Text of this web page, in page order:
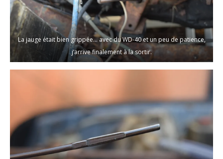
La jauge était bien grippée… avec du WD-40 et un peu de patience,
j’arrive finalement à la sortir.